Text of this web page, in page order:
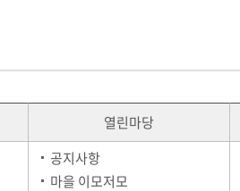
열린마당
공지사항
마을 이모저모